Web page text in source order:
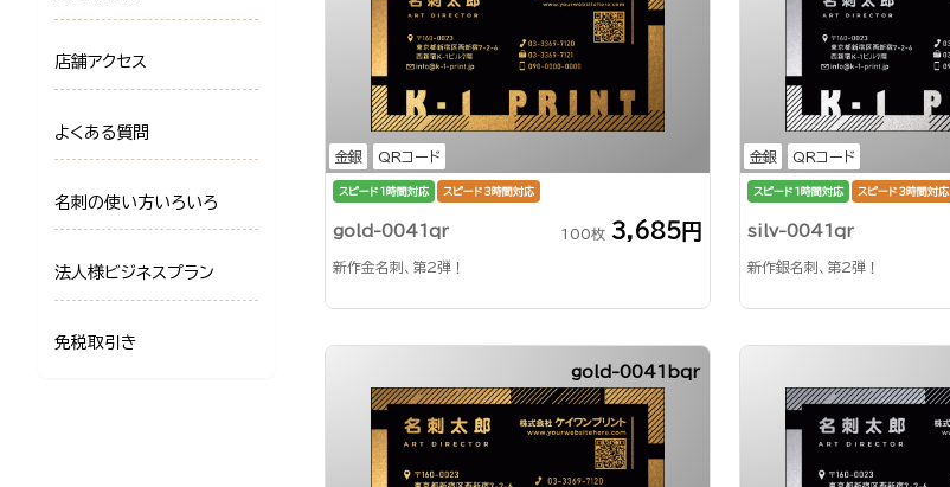
金銀 QRコード
スピード1時間対応 スピード3時間対応
gold-0041qr 100枚 3,685円
新作金名刺、第2弾！
金銀 QRコード
スピード1時間対応 スピード3時間対応
silv-0041qr
新作銀名刺、第2弾！
gold-0041bqr
店舗アクセス
よくある質問
名刺の使い方いろいろ
法人様ビジネスプラン
免税取引き